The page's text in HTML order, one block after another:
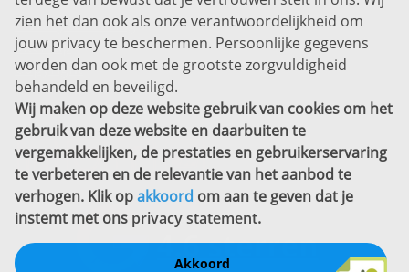
Privacyverklaring
Sitemap
Copyright
Bekijk ook eens
zien het dan ook als onze verantwoordelijkheid om
jouw privacy te beschermen. Persoonlijke gegevens
worden dan ook met de grootste zorgvuldigheid
behandeld en beveiligd.
Wij maken op deze website gebruik van cookies om het
gebruik van deze website en daarbuiten te
vergemakkelijken, de prestaties en gebruikerservaring
te verbeteren en de relevantie van het aanbod te
verhogen. Klik opakkoord om aan te geven dat je
instemt met ons privacy statement.
Akkoord